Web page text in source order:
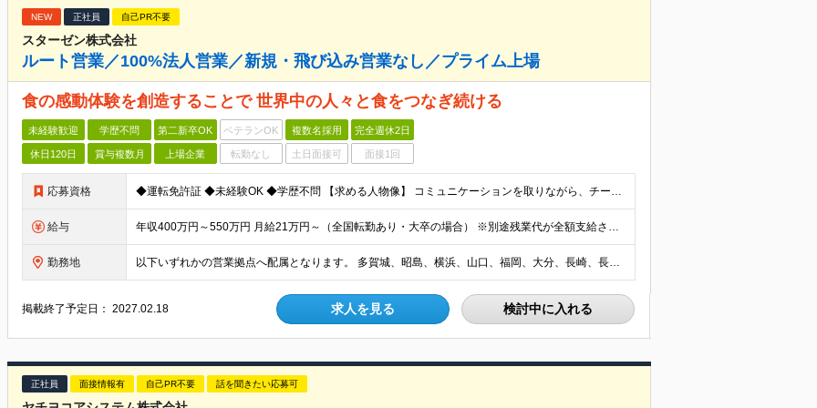
NEW 正社員 自己PR不要
スターゼン株式会社
ルート営業／100%法人営業／新規・飛び込み営業なし／プライム上場
食の感動体験を創造することで 世界中の人々と食をつなぎ続ける
未経験歓迎 学歴不問 第二新卒OK ベテランOK 複数名採用 完全週休2日
休日120日 賞与複数月 上場企業 転勤なし 土日面接可 面接1回
応募資格 ◆運転免許証 ◆未経験OK ◆学歴不問 【求める人物像】 コミュニケーションを取りながら、チームで仕事を進めることが好きな方
給与 年収400万円～550万円 月給21万円～（全国転勤あり・大卒の場合） ※別途残業代が全額支給されます。 ※試用期間3ヵ月あり。試用期間中の給与・待遇に差異はありません。
勤務地 以下いずれかの営業拠点へ配属となります。 多賀城、昭島、横浜、山口、福岡、大分、長崎、長野、茨城、愛知、福島、北海道 ◆多賀城 多賀城DC 宮城県多賀城市伝上山3-1-1 ◆昭島 昭島DC 東京都
掲載終了予定日：2027.02.18 求人を見る 検討中に入れる
正社員 面接情報有 自己PR不要 話を聞きたい応募可